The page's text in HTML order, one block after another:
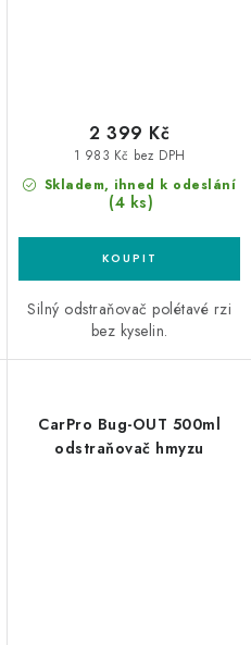
Skladem, ihned k odeslání
(4 ks)
1 983 Kč bez DPH
2 399 Kč
Silný odstraňovač polétavé rzi
bez kyselin.
CarPro Bug-OUT 500ml
odstraňovač hmyzu